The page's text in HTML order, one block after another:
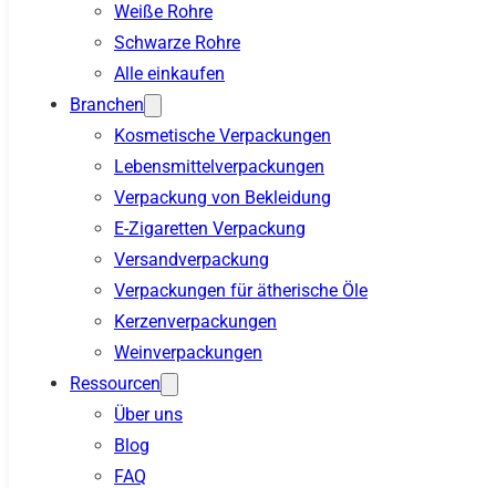
Weiße Rohre
Schwarze Rohre
Alle einkaufen
Branchen
Kosmetische Verpackungen
Lebensmittelverpackungen
Verpackung von Bekleidung
E-Zigaretten Verpackung
Versandverpackung
Verpackungen für ätherische Öle
Kerzenverpackungen
Weinverpackungen
Ressourcen
Über uns
Blog
FAQ